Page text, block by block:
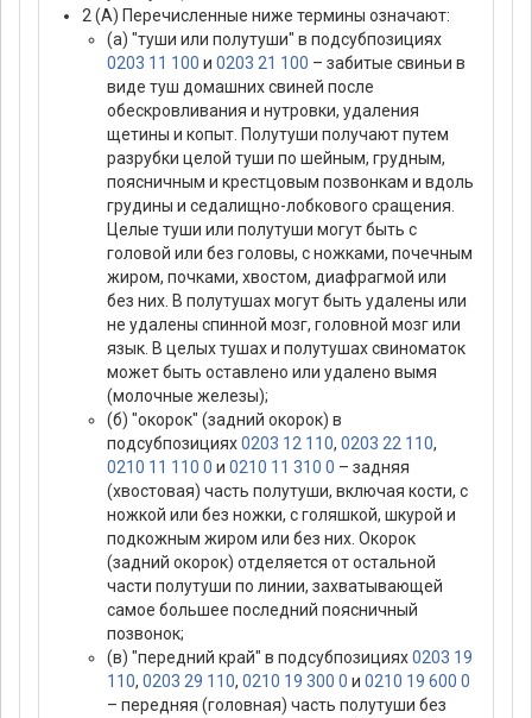
2 (А) Перечисленные ниже термины означают:
(а) "туши или полутуши" в подсубпозициях
0203 11 100 и 0203 21 100 – забитые свиньи в
виде туш домашних свиней после
обескровливания и нутровки, удаления
щетины и копыт. Полутуши получают путем
разрубки целой туши по шейным, грудным,
поясничным и крестцовым позвонкам и вдоль
грудины и седалищно-лобкового сращения.
Целые туши или полутуши могут быть с
головой или без головы, с ножками, почечным
жиром, почками, хвостом, диафрагмой или
без них. В полутушах могут быть удалены или
не удалены спинной мозг, головной мозг или
язык. В целых тушах и полутушах свиноматок
может быть оставлено или удалено вымя
(молочные железы);
(б) "окорок" (задний окорок) в
подсубпозициях0203 12 110, 0203 22 110,
0210 11 110 0 и 0210 11 310 0 – задняя
(хвостовая) часть полутуши, включая кости, с
ножкой или без ножки, с голяшкой, шкурой и
подкожным жиром или без них. Окорок
(задний окорок) отделяется от остальной
части полутуши по линии, захватывающей
самое большее последний поясничный
позвонок;
(в) "передний край" в подсубпозициях0203 19
110, 0203 29 110, 0210 19 300 0 и 0210 19 600 0
– передняя (головная) часть полутуши без